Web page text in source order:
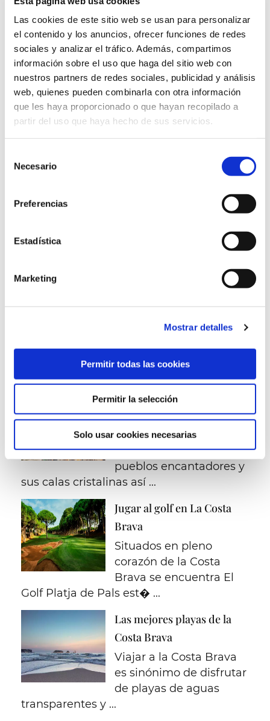
Las cookies de este sitio web se usan para personalizar
el contenido y los anuncios, ofrecer funciones de redes
sociales y analizar el tráfico. Además, compartimos
información sobre el uso que haga del sitio web con
nuestros partners de redes sociales, publicidad y análisis
web, quienes pueden combinarla con otra información
que les haya proporcionado o que hayan recopilado a
partir del uso que haya hecho de sus servicios.
Necesario
Preferencias
Estadística
Marketing
Mostrar detalles
Permitir todas las cookies
Permitir la selección
Solo usar cookies necesarias
MOJITO’S BAR
Una zona chill-out donde disfrutar de la piscina y
los mejores cócteles. EnMojito’s bardelHotel
Resort La Costa Beach Club puedes disfrutar de
una carta de snacks y bocadillos, cocteles y
refrescos del mediodía al atardecer.
Si prefieres un ambiente más tranquilo y relajado,
La Costa Beach Club
, donde puedes tomar un
aperitivo o copa antes o después de cenar. Puedes
prepararan los mejores combinados, cócteles o
Otros
Relacionados
Pueblos con encanto en la
Costa Mediterránea
La Costa Brava es
conocida por sus
pueblos encantadores y
sus calas cristalinas así ...
Jugar al golf en La Costa
Brava
Situados en pleno
corazón de la Costa
Brava se encuentra El
Golf Platja de Pals est� ...
Las mejores playas de la
Costa Brava
Viajar a la Costa Brava
es sinónimo de disfrutar
de playas de aguas
transparentes y ...